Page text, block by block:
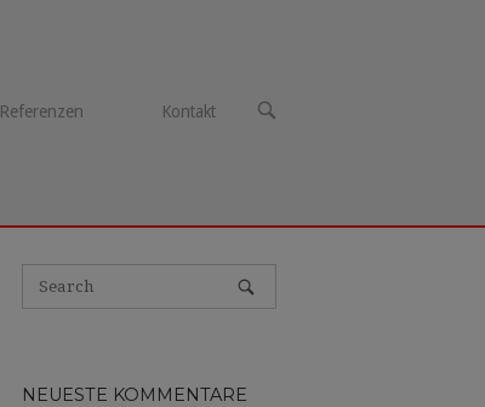
Referenzen Kontakt
OPEN
NEUESTE KOMMENTARE